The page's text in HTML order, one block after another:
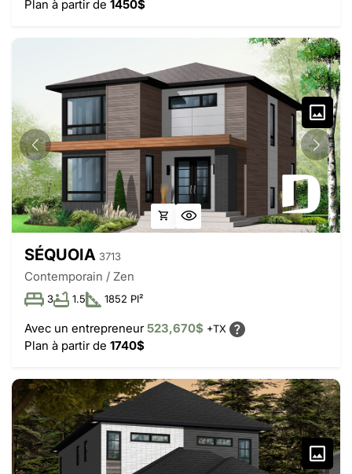
Plan à partir de 1450$
SÉQUOIA 3713
Contemporain / Zen
3 1.5 1852 PI²
Avec un entrepreneur523,670$ +TX
Plan à partir de 1740$